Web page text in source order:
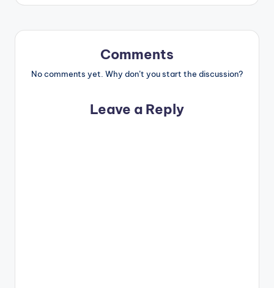
Comments
No comments yet. Why don’t you start the discussion?
Leave a Reply